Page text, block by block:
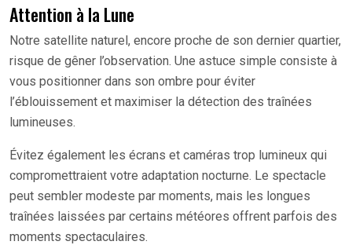
Attention à la Lune
Notre satellite naturel, encore proche de son dernier quartier,
risque de gêner l’observation. Une astuce simple consiste à
vous positionner dans son ombre pour éviter
l’éblouissement et maximiser la détection des traînées
lumineuses.
Évitez également les écrans et caméras trop lumineux qui
compromettraient votre adaptation nocturne. Le spectacle
peut sembler modeste par moments, mais les longues
traînées laissées par certains météores offrent parfois des
moments spectaculaires.